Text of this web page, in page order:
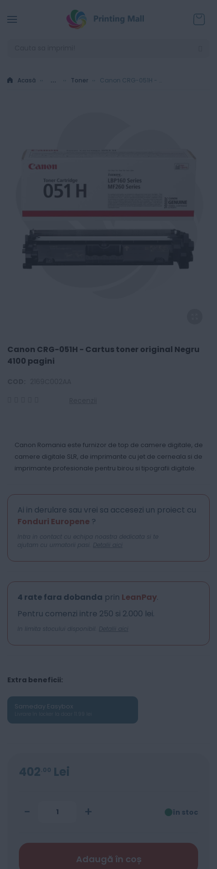
Acasă ... Toner
Canon CRG-051H - Cartus toner original Negru
4100 pagini
Canon Romania este furnizor de top de camere digitale, de
camere digitale SLR, de imprimante cu jet de cerneala si de
imprimante profesionale pentru birou si tipografii digitale.
Ai in derulare sau vrei sa accesezi un proiect cu
Fonduri Europene ?
Intra in contact cu echipa noastra dedicata si te
ajutam cu urmatorii pasi. Detalii aici
4 rate fara dobanda prin LeanPay.
Pentru comenzi intre 250 si 2.000 lei.
In limita stocului disponibil. Detalii aici
Extra beneficii:
Sameday Easybox
402 00 Lei
- + în stoc
Adaugă în coș